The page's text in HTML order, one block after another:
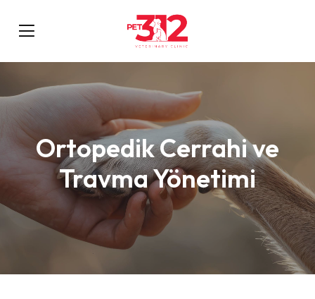
Ortopedik Cerrahi ve
Travma Yönetimi